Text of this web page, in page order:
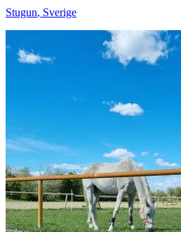
Stugun, Sverige